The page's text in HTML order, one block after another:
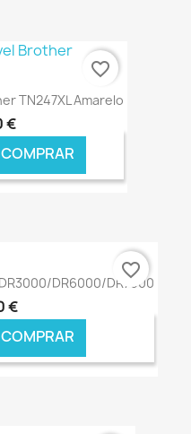
TN247XL Amarelo
€
COMPRAR
favorite_border
DR6000/DR7000
€
COMPRAR
favorite_border